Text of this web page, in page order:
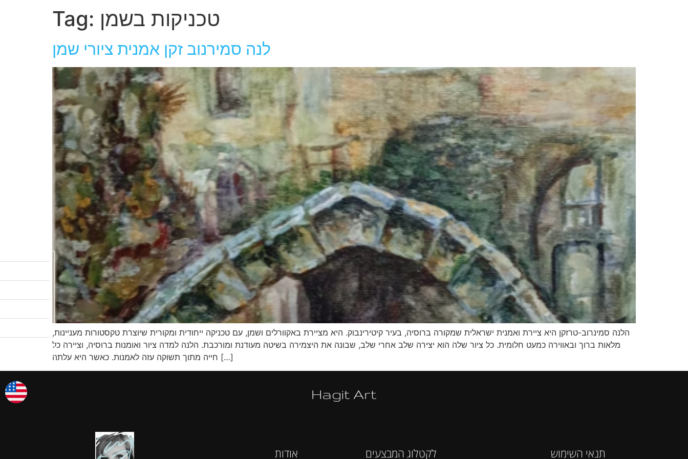
לקטלוג המבצעים
שיעורי ציור
לגלריות שלי
אודות
צרו קשר
Tag: טכניקות בשמן
לנה סמירנוב זקן אמנית ציורי שמן
הלנה סמינרוב-טרזקן היא ציירת ואמנית ישראלית שמקורה ברוסיה, בעיר קיטירינבוק. היא מציירת באקוורלים ושמן, עם טכניקה ייחודית ומקורית שיוצרת טקסטורות מעניינות,
מלאות ברוך ובאווירה כמעט חלומית. כל ציור שלה הוא יצירה שלב אחרי שלב, שבונה את היצמירה בשיטה מעודנת ומורכבת. הלנה למדה ציור ואומנות ברוסיה, וציירה כל
חייה מתוך תשוקה עזה לאמנות. כאשר היא עלתה […]
Hagit Art
אודות לקטלוג המבצעים תנאי השימוש